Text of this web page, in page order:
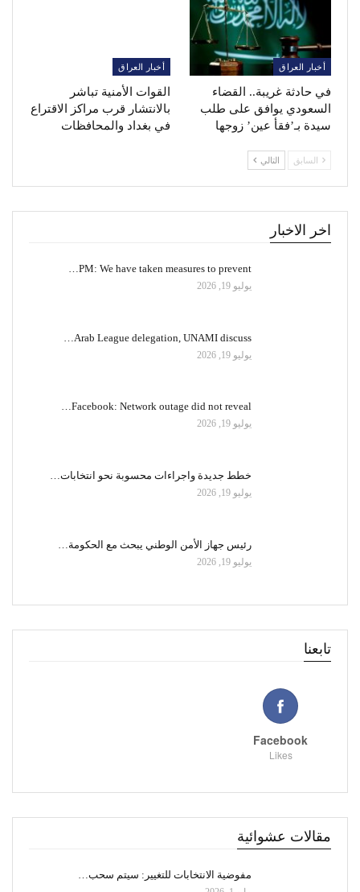
أخبار العراق
في حادثة غريبة.. القضاء
السعودي يوافق على طلب
سيدة بـ’فقأ عين’ زوجها
أخبار العراق
القوات الأمنية تباشر
بالانتشار قرب مراكز الاقتراع
في بغداد والمحافظات
السابق التالي
اخر الاخبار
PM: We have taken measures to prevent…
يوليو 19, 2026
Arab League delegation, UNAMI discuss…
يوليو 19, 2026
Facebook: Network outage did not reveal…
يوليو 19, 2026
خطط جديدة واجراءات محسوبة نحو انتخابات…
يوليو 19, 2026
رئيس جهاز الأمن الوطني يبحث مع الحكومة…
يوليو 19, 2026
تابعنا
Facebook
Likes
مقالات عشوائية
مفوضية الانتخابات للتغيير: سيتم سحب…